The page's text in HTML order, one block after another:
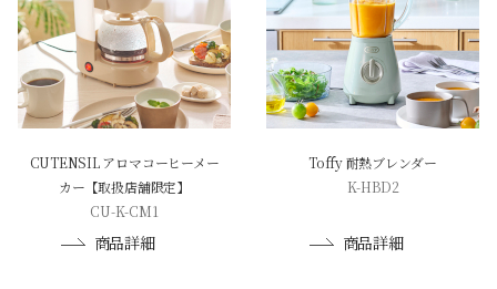
CUTENSIL アロマコーヒーメー
カー【取扱店舗限定】
CU-K-CM1
商品詳細
Toffy 耐熱ブレンダー
K-HBD2
商品詳細